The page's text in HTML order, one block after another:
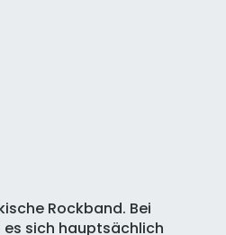
Rockband. Bei
es sich hauptsächlich